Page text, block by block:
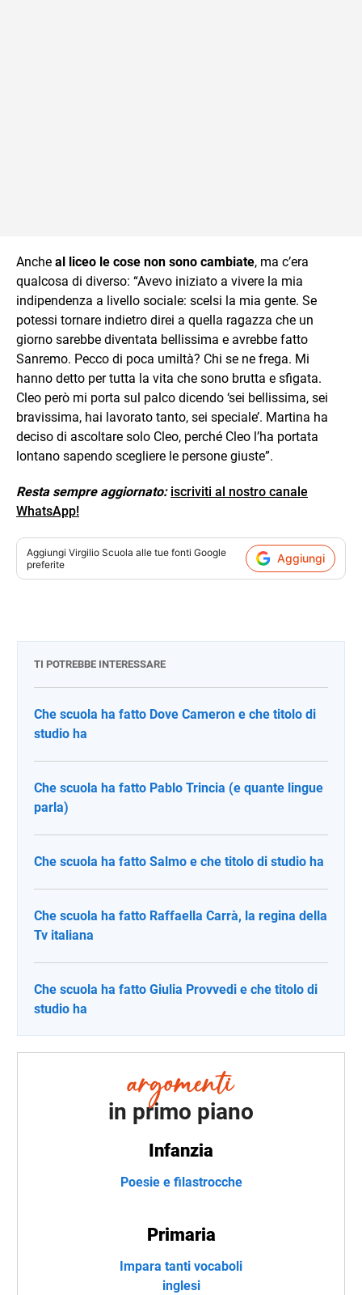
Anche al liceo le cose non sono cambiate, ma c’era
qualcosa di diverso: “Avevo iniziato a vivere la mia
indipendenza a livello sociale: scelsi la mia gente. Se
potessi tornare indietro direi a quella ragazza che un
giorno sarebbe diventata bellissima e avrebbe fatto
Sanremo. Pecco di poca umiltà? Chi se ne frega. Mi
hanno detto per tutta la vita che sono brutta e sfigata.
Cleo però mi porta sul palco dicendo ‘sei bellissima, sei
bravissima, hai lavorato tanto, sei speciale’. Martina ha
deciso di ascoltare solo Cleo, perché Cleo l’ha portata
lontano sapendo scegliere le persone giuste”.
Resta sempre aggiornato: iscriviti al nostro canale
WhatsApp!
Aggiungi Virgilio Scuola alle tue fonti Google
preferite
Aggiungi
TI POTREBBE INTERESSARE
Che scuola ha fatto Dove Cameron e che titolo di
studio ha
Che scuola ha fatto Pablo Trincia (e quante lingue
parla)
Che scuola ha fatto Salmo e che titolo di studio ha
Che scuola ha fatto Raffaella Carrà, la regina della
Tv italiana
Che scuola ha fatto Giulia Provvedi e che titolo di
studio ha
in primo piano
Infanzia
Poesie e filastrocche
Primaria
Impara tanti vocaboli
inglesi